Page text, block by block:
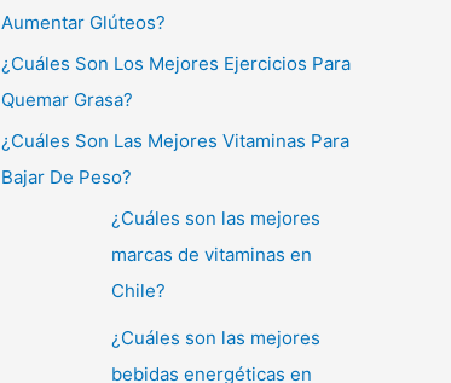
Aumentar Glúteos?
¿Cuáles Son Los Mejores Ejercicios Para
Quemar Grasa?
¿Cuáles Son Las Mejores Vitaminas Para
Bajar De Peso?
¿Cuáles son las mejores
marcas de vitaminas en
Chile?
¿Cuáles son las mejores
bebidas energéticas en